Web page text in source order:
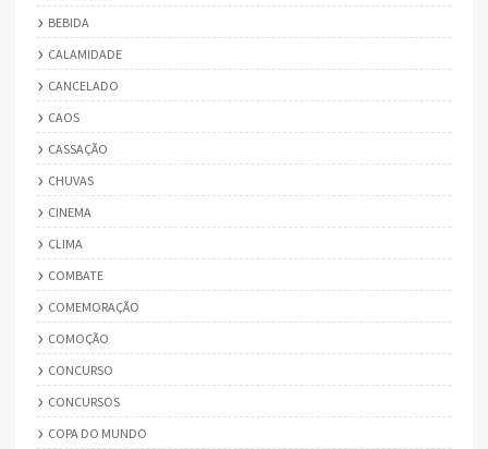
BEBIDA
CALAMIDADE
CANCELADO
CAOS
CASSAÇÃO
CHUVAS
CINEMA
CLIMA
COMBATE
COMEMORAÇÃO
COMOÇÃO
CONCURSO
CONCURSOS
COPA DO MUNDO